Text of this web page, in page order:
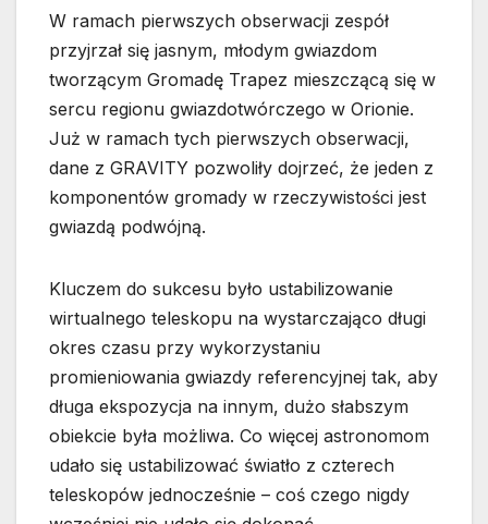
W ramach pierwszych obserwacji zespół
przyjrzał się jasnym, młodym gwiazdom
tworzącym Gromadę Trapez mieszczącą się w
sercu regionu gwiazdotwórczego w Orionie.
Już w ramach tych pierwszych obserwacji,
dane z GRAVITY pozwoliły dojrzeć, że jeden z
komponentów gromady w rzeczywistości jest
gwiazdą podwójną.
Kluczem do sukcesu było ustabilizowanie
wirtualnego teleskopu na wystarczająco długi
okres czasu przy wykorzystaniu
promieniowania gwiazdy referencyjnej tak, aby
długa ekspozycja na innym, dużo słabszym
obiekcie była możliwa. Co więcej astronomom
udało się ustabilizować światło z czterech
teleskopów jednocześnie – coś czego nigdy